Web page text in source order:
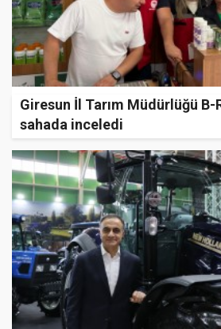
Giresun İl Tarım Müdürlüğü
sahada inceledi